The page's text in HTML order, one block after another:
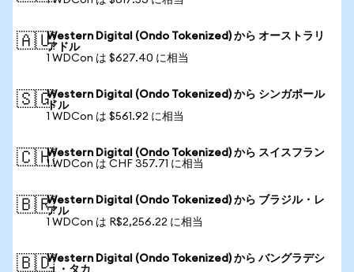
🇦🇺Western Digital (Ondo Tokenized) から オーストラリ
アドル
1 WDCon は $627.40 に相当
🇸🇬Western Digital (Ondo Tokenized) から シンガポール
ドル
1 WDCon は $561.92 に相当
🇨🇭Western Digital (Ondo Tokenized) から スイスフラン
1 WDCon は CHF 357.71 に相当
🇧🇷Western Digital (Ondo Tokenized) から ブラジル・レ
アル
1 WDCon は R$2,256.22 に相当
🇧🇩Western Digital (Ondo Tokenized) から バングラデシ
ュ・タカ